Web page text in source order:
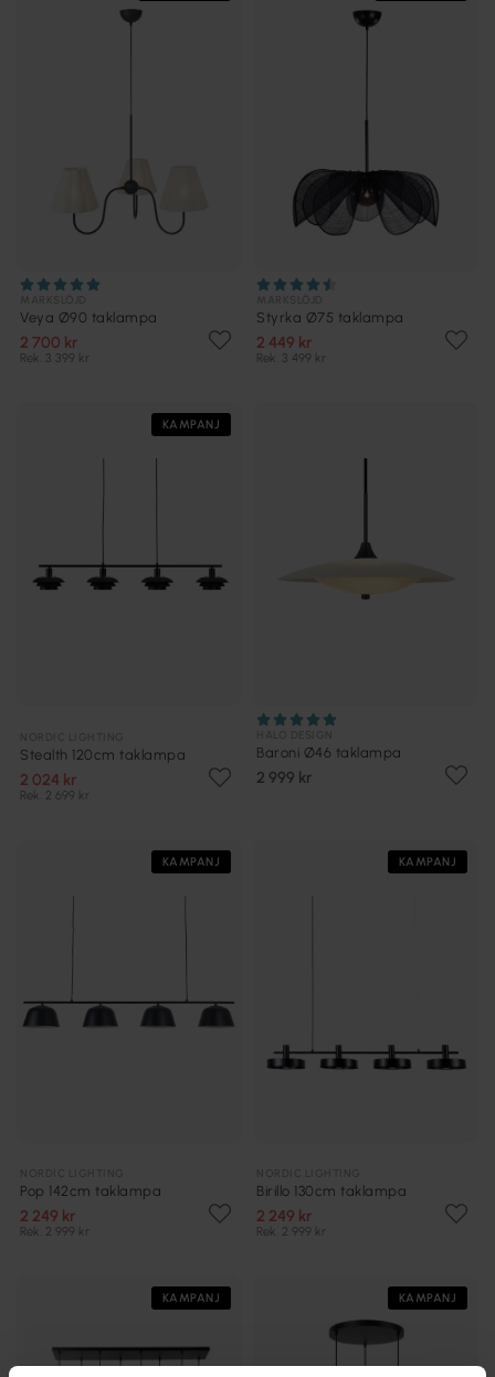
Veya Ø90 taklampa
2 700 kr
Rek. 3 399 kr
Styrka Ø75 taklampa
2 449 kr
Rek. 3 499 kr
KAMPANJ
Stealth 120cm taklampa
2 024 kr
Rek. 2 699 kr
Baroni Ø46 taklampa
2 999 kr
KAMPANJ
Pop 142cm taklampa
2 249 kr
Rek. 2 999 kr
KAMPANJ
Birillo 130cm taklampa
2 249 kr
Rek. 2 999 kr
KAMPANJ KAMPANJ